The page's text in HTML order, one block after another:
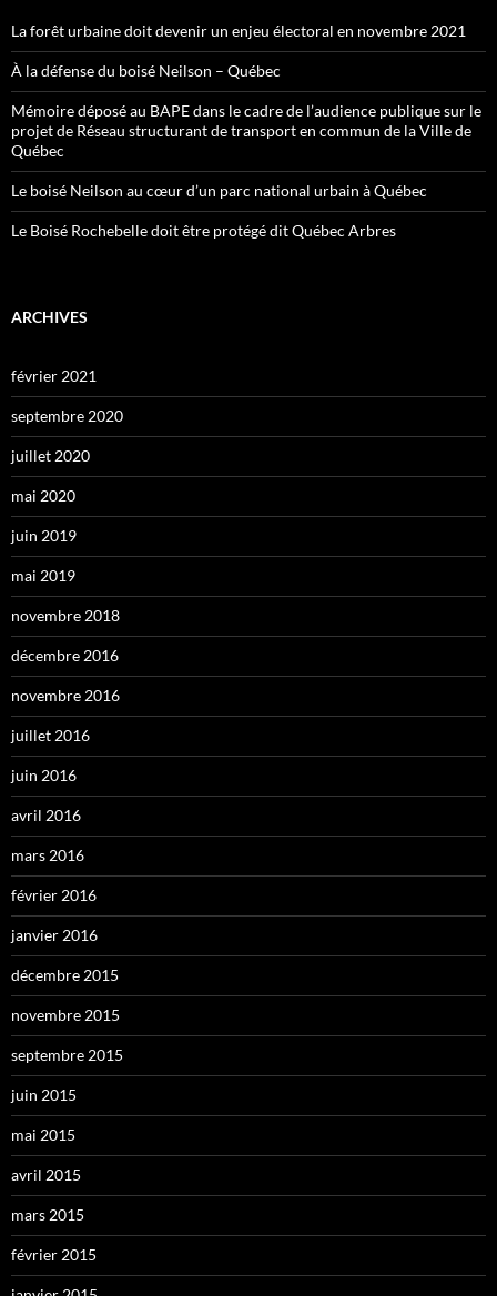
La forêt urbaine doit devenir un enjeu électoral en novembre 2021
À la défense du boisé Neilson – Québec
Mémoire déposé au BAPE dans le cadre de l’audience publique sur le
projet de Réseau structurant de transport en commun de la Ville de
Québec
Le boisé Neilson au cœur d’un parc national urbain à Québec
Le Boisé Rochebelle doit être protégé dit Québec Arbres
ARCHIVES
février 2021
septembre 2020
juillet 2020
mai 2020
juin 2019
mai 2019
novembre 2018
décembre 2016
novembre 2016
juillet 2016
juin 2016
avril 2016
mars 2016
février 2016
janvier 2016
décembre 2015
novembre 2015
septembre 2015
juin 2015
mai 2015
avril 2015
mars 2015
février 2015